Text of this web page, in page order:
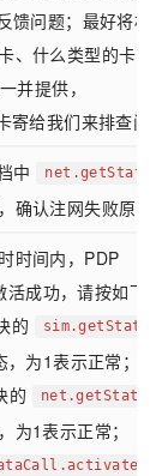
馈问题；最好将相
、什么类型的卡、
并提供，
寄给我们来排查问
中
确认注网失败原因
时间内，PDP
成功，请按如下
的
为1表示正常；
的
net.getState()
为1表示正常；